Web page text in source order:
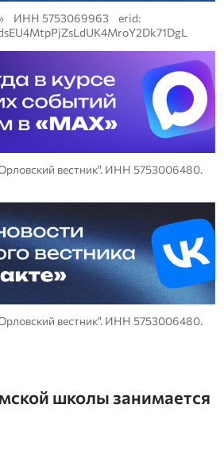
ИНН 5753069963 erid:
вестник". ИНН 5753006480.
вестник". ИНН 5753006480.
школы занимается